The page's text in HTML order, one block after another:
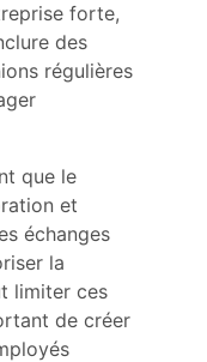
forte,
des
régulières
que le
et
échanges
la
limiter ces
de créer